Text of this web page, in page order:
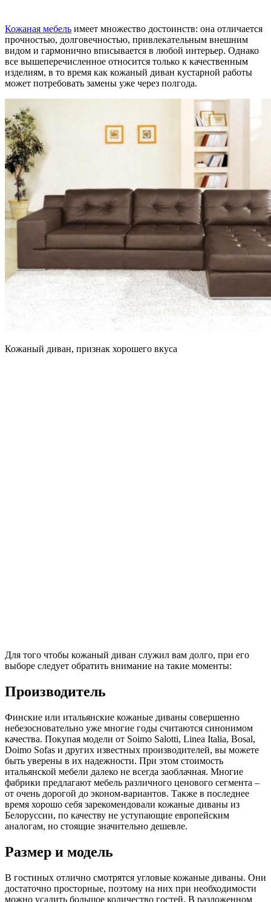
Кожаная мебель имеет множество достоинств: она отличается
прочностью, долговечностью, привлекательным внешним
видом и гармонично вписывается в любой интерьер. Однако
все вышеперечисленное относится только к качественным
изделиям, в то время как кожаный диван кустарной работы
может потребовать замены уже через полгода.
Кожаный диван, признак хорошего вкуса
Для того чтобы кожаный диван служил вам долго, при его
выборе следует обратить внимание на такие моменты:
Производитель
Финские или итальянские кожаные диваны совершенно
небезосновательно уже многие годы считаются синонимом
качества. Покупая модели от Soimo Salotti, Linea Italia, Bosal,
Doimo Sofas и других известных производителей, вы можете
быть уверены в их надежности. При этом стоимость
итальянской мебели далеко не всегда заоблачная. Многие
фабрики предлагают мебель различного ценового сегмента –
от очень дорогой до эконом-вариантов. Также в последнее
время хорошо себя зарекомендовали кожаные диваны из
Белоруссии, по качеству не уступающие европейским
аналогам, но стоящие значительно дешевле.
Размер и модель
В гостиных отлично смотрятся угловые кожаные диваны. Они
достаточно просторные, поэтому на них при необходимости
можно усадить большое количество гостей. В разложенном